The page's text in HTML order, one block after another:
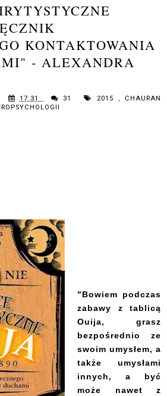
KONTAKTOWANIA
- ALEXANDRA
17:31 31 2015 , CHAURAN
"Bowiem podczas
zabawy z tablicą
Ouija, grasz
bezpośrednio ze
swoim umysłem, a
także umysłami
innych, a być
może nawet z